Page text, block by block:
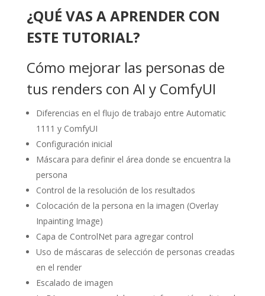
¿QUÉ VAS A APRENDER CON
ESTE TUTORIAL?
Cómo mejorar las personas de
tus renders con AI y ComfyUI
Diferencias en el flujo de trabajo entre Automatic
1111 y ComfyUI
Configuración inicial
Máscara para definir el área donde se encuentra la
persona
Control de la resolución de los resultados
Colocación de la persona en la imagen (Overlay
Inpainting Image)
Capa de ControlNet para agregar control
Uso de máscaras de selección de personas creadas
en el render
Escalado de imagen